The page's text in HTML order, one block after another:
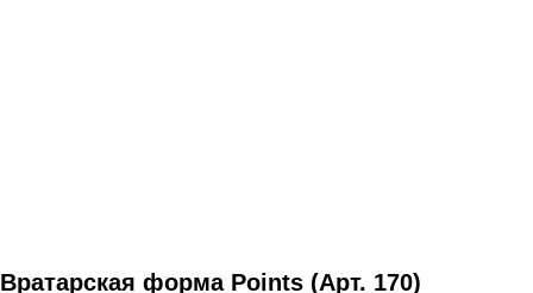
Вратарская форма Points (Арт. 170)